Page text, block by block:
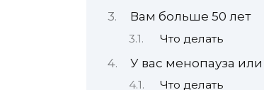
Вам больше 50 лет
Что делать
У вас менопауза
Что делать